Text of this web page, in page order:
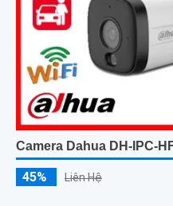
Camera Dahua DH-IPC-
45% Liên Hệ